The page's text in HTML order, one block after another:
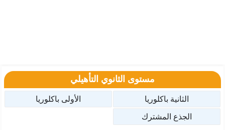
مستوى الثانوي التأهيلي
الثانية باكلوريا
الأولى باكلوريا
الجذع المشترك